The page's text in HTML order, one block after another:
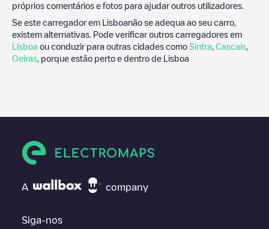
próprios comentários e fotos para ajudar outros utilizadores.
Se este carregador em Lisboanão se adequa ao seu carro,
existem alternativas. Pode verificar outros carregadores em
Lisboa ou conduzir para outras cidades como Sintra Cascais
Oeiras , porque estão perto e dentro de Lisboa
A company
Siga-nos